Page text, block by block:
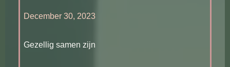
December 30, 2023
Gezellig samen zijn